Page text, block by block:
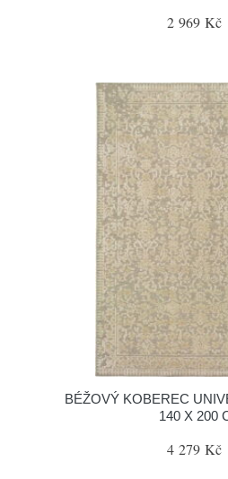
2 969 Kč
BÉŽOVÝ KOBEREC
140 X 200
4 279 Kč